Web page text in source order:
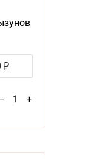
₽
– 1 +